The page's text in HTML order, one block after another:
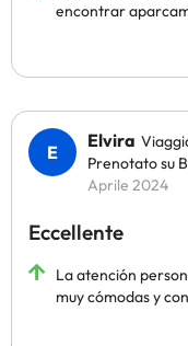
encontrar
Elvira
Prenotato su
Aprile 2024
Eccellente
La atención
muy cómodas y